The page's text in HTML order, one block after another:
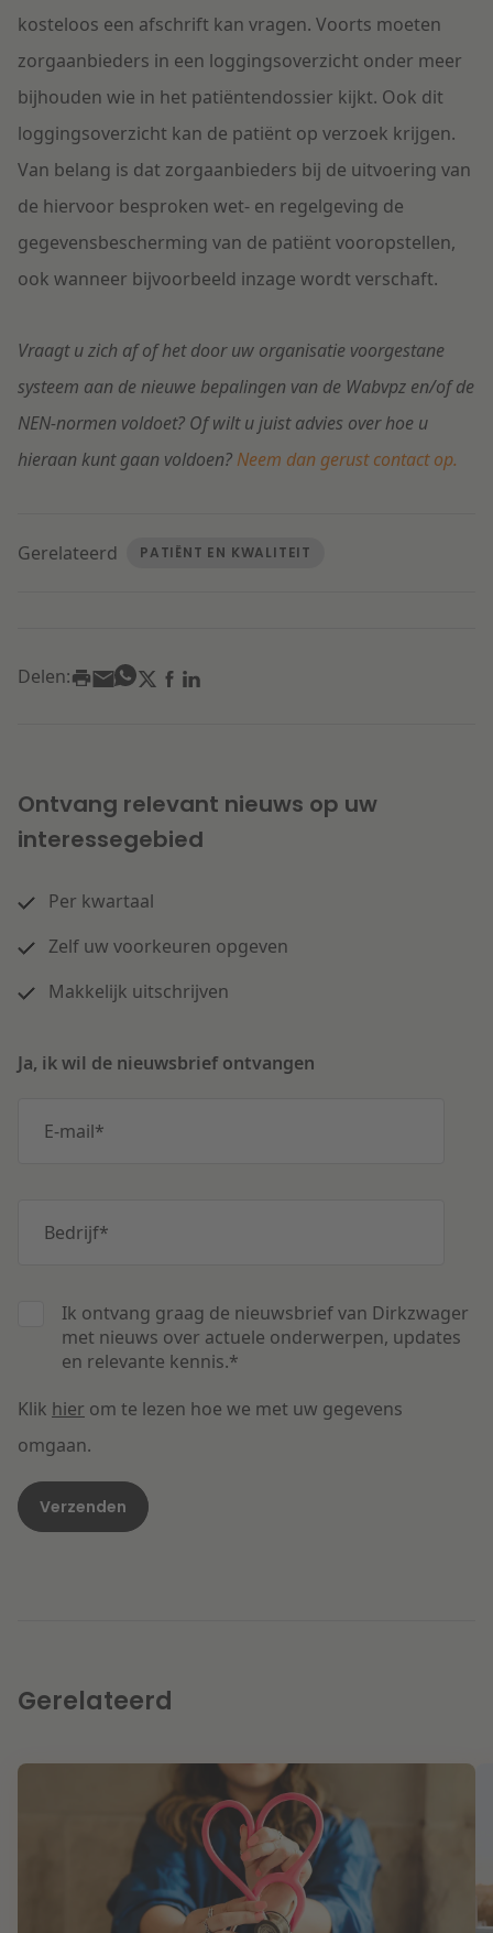
kosteloos een afschrift kan vragen. Voorts moeten
zorgaanbieders in een loggingsoverzicht onder meer
bijhouden wie in het patiëntendossier kijkt. Ook dit
loggingsoverzicht kan de patiënt op verzoek krijgen.
Van belang is dat zorgaanbieders bij de uitvoering van
de hiervoor besproken wet- en regelgeving de
gegevensbescherming van de patiënt vooropstellen,
ook wanneer bijvoorbeeld inzage wordt verschaft.
Vraagt u zich af of het door uw organisatie voorgestane
systeem aan de nieuwe bepalingen van de Wabvpz en/of de
NEN-normen voldoet? Of wilt u juist advies over hoe u
hieraan kunt gaan voldoen? Neem dan gerust contact op.
Gerelateerd PATIËNT EN KWALITEIT
Delen:
Ontvang relevant nieuws op uw
interessegebied
Per kwartaal
Zelf uw voorkeuren opgeven
Makkelijk uitschrijven
Ja, ik wil de nieuwsbrief ontvangen
E-mail*
Bedrijf*
Ik ontvang graag de nieuwsbrief van Dirkzwager
met nieuws over actuele onderwerpen, updates
en relevante kennis.*
Klik hier om te lezen hoe we met uw gegevens
omgaan.
Gerelateerd